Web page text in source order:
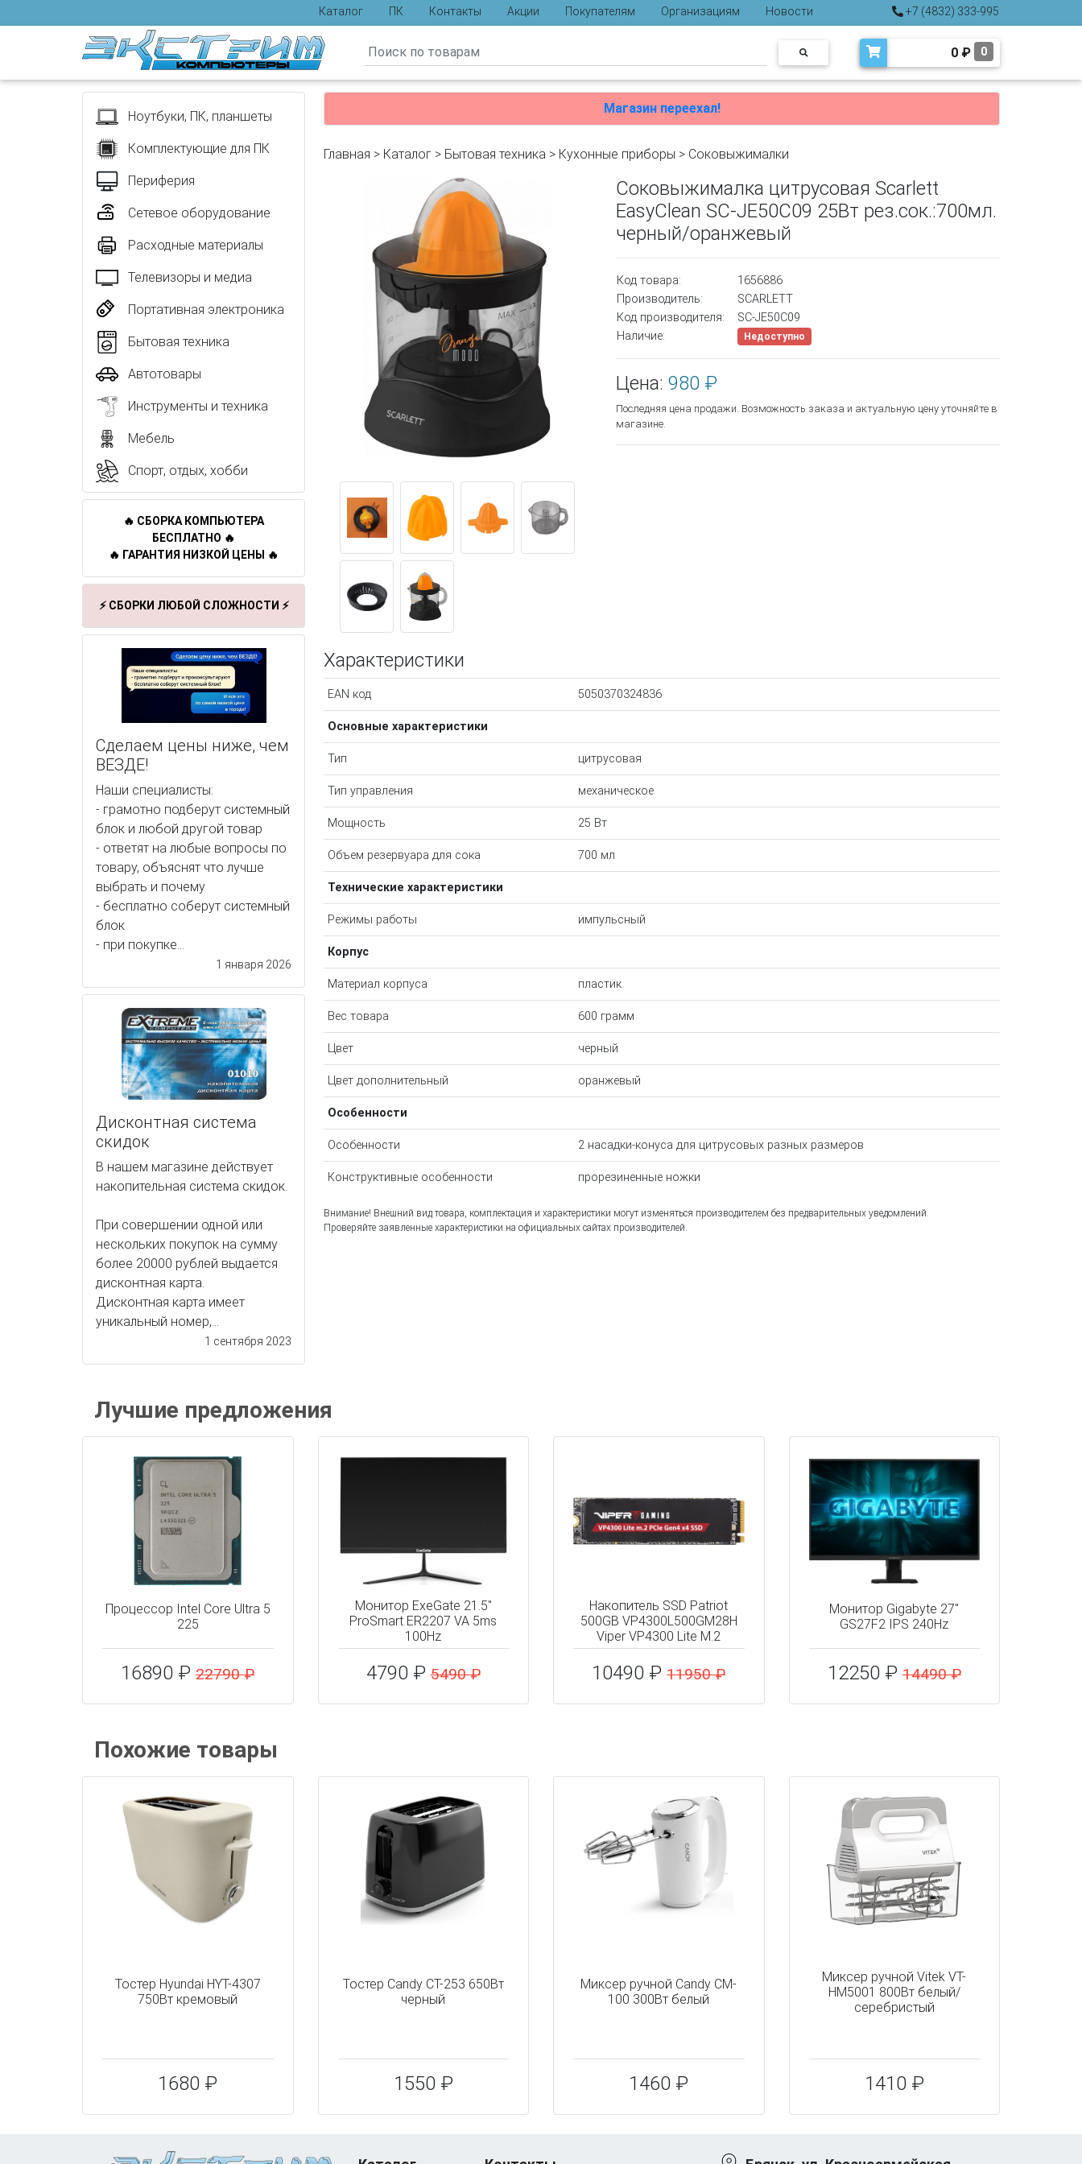
Каталог ПК Контакты Акции Покупателям Организациям
Новости
Отзывы
+7 (4832) 333-995
0 ₽ 0
Ноутбуки, ПК, планшеты
Комплектующие для ПК
Периферия
Сетевое оборудование
Расходные материалы
Телевизоры и медиа
Портативная электроника
Бытовая техника
Автотовары
Инструменты и техника
Мебель
Спорт, отдых, хобби
🔥 СБОРКА КОМПЬЮТЕРА
БЕСПЛАТНО 🔥
🔥 ГАРАНТИЯ НИЗКОЙ ЦЕНЫ 🔥
⚡ СБОРКИ ЛЮБОЙ СЛОЖНОСТИ ⚡
Сделаем цены ниже, чем
ВЕЗДЕ!
Наши специалисты:
- грамотно подберут системный
блок и любой другой товар
- ответят на любые вопросы по
товару, объяснят что лучше
выбрать и почему
- бесплатно соберут системный
блок
- при покупке...
1 января 2026
Дисконтная система
скидок
В нашем магазине действует
накопительная система скидок.
При совершении одной или
нескольких покупок на сумму
более 20000 рублей выдаётся
дисконтная карта.
Дисконтная карта имеет
уникальный номер,...
1 сентября 2023
Магазин переехал!
Главная > Каталог > Бытовая техника > Кухонные приборы > Соковыжималки
Соковыжималка цитрусовая Scarlett
EasyClean SC-JE50C09 25Вт рез.сок.:700мл.
черный/оранжевый
Код товара:
1656886
Производитель:
SCARLETT
Код производителя:
SC-JE50C09
Наличие:
Недоступно
Цена: 980 ₽
Последняя цена продажи. Возможность заказа и актуальную цену уточняйте в
магазине.
Характеристики
EAN код 5050370324836
Основные характеристики
Тип цитрусовая
Тип управления механическое
Мощность 25 Вт
Объем резервуара для сока 700 мл
Технические характеристики
Режимы работы импульсный
Корпус
Материал корпуса пластик
Вес товара 600 грамм
Цвет черный
Цвет дополнительный оранжевый
Особенности
Особенности 2 насадки-конуса для цитрусовых разных размеров
Конструктивные особенности прорезиненные ножки
Внимание! Внешний вид товара, комплектация и характеристики могут изменяться производителем без предварительных уведомлений.
Проверяйте заявленные характеристики на официальных сайтах производителей.
Лучшие предложения
Процессор Intel Core Ultra 5
225
16890 ₽22790 ₽
Монитор ExeGate 21.5"
ProSmart ER2207 VA 5ms
100Hz
4790 ₽5490 ₽
Накопитель SSD Patriot
500GB VP4300L500GM28H
Viper VP4300 Lite M.2
10490 ₽11950 ₽
Монитор Gigabyte 27"
GS27F2 IPS 240Hz
12250 ₽14490 ₽
Похожие товары
Тостер Hyundai HYT-4307
750Вт кремовый
1680 ₽
Тостер Candy CT-253 650Вт
черный
1550 ₽
Миксер ручной Candy CM-
100 300Вт белый
1460 ₽
Миксер ручной Vitek VT-
HM5001 800Вт белый/
серебристый
1410 ₽